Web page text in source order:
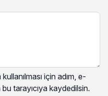
için adım, e-
tarayıcıya kaydedilsin.